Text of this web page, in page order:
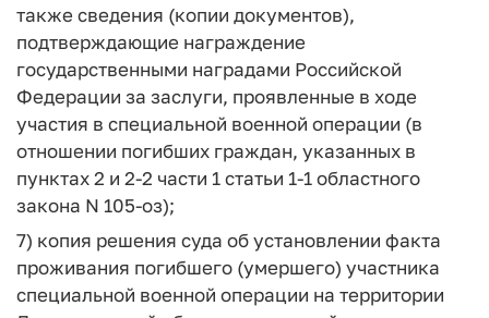
также сведения (копии документов),
подтверждающие награждение
государственными наградами Российской
Федерации за заслуги, проявленные в ходе
участия в специальной военной операции (в
отношении погибших граждан, указанных в
пунктах 2 и 2-2 части 1 статьи 1-1 областного
закона N 105-оз);
7) копия решения суда об установлении факта
проживания погибшего (умершего) участника
специальной военной операции на территории